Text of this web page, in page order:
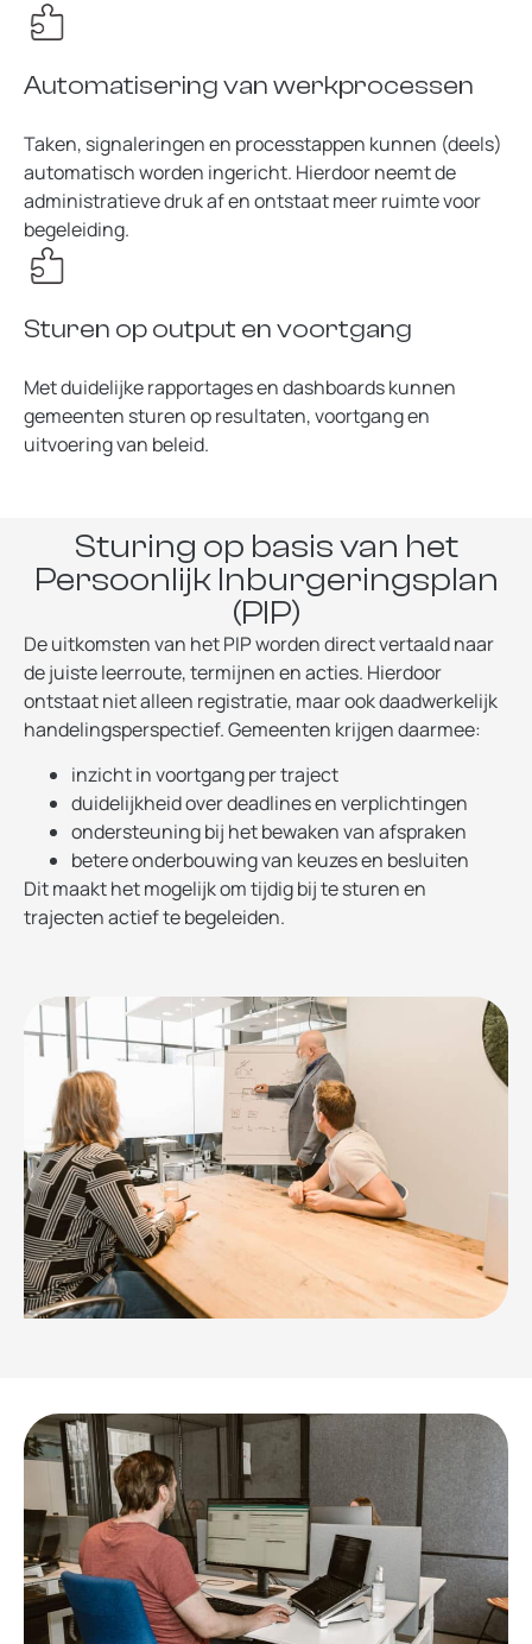
Automatisering van werkprocessen
Taken, signaleringen en processtappen kunnen (deels)
automatisch worden ingericht. Hierdoor neemt de
administratieve druk af en ontstaat meer ruimte voor
begeleiding.
Sturen op output en voortgang
Met duidelijke rapportages en dashboards kunnen
gemeenten sturen op resultaten, voortgang en
uitvoering van beleid.
Sturing op basis van het
Persoonlijk Inburgeringsplan
(PIP)
De uitkomsten van het PIP worden direct vertaald naar
de juiste leerroute, termijnen en acties. Hierdoor
ontstaat niet alleen registratie, maar ook daadwerkelijk
handelingsperspectief. Gemeenten krijgen daarmee:
inzicht in voortgang per traject
duidelijkheid over deadlines en verplichtingen
ondersteuning bij het bewaken van afspraken
betere onderbouwing van keuzes en besluiten
Dit maakt het mogelijk om tijdig bij te sturen en
trajecten actief te begeleiden.